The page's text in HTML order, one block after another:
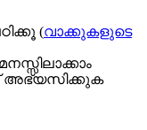
(വാക്കുകളുടെ
അഭ്യസിക്കുക